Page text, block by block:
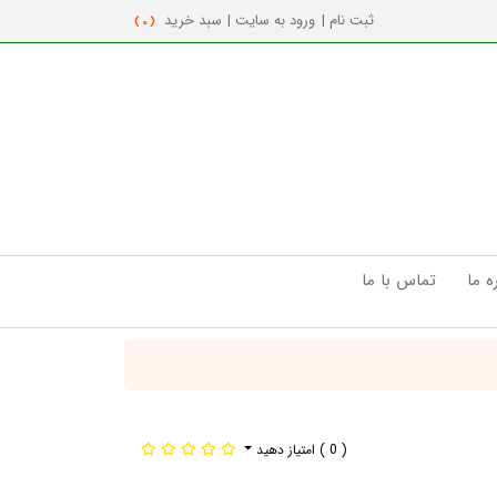
ثبت نام | ورود به سایت | سبد خرید ( 0 )
ما تماس با ما
( 0 ) امتیاز دهید